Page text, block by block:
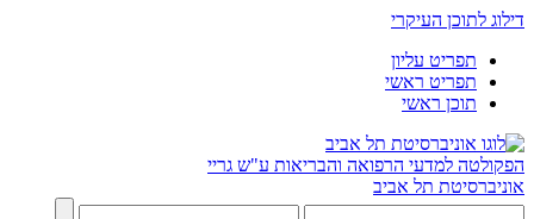
דילוג לתוכן העיקרי
תפריט עליון
תפריט ראשי
תוכן ראשי
הפקולטה למדעי הרפואה והבריאות ע"ש גריי
אוניברסיטת תל אביב